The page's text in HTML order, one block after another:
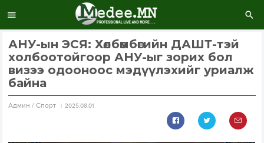
АНУ-ын ЭСЯ: Хөлбөмбөгийн ДАШТ-тэй
холбоотойгоор АНУ-ыг зорих бол
визээ одооноос мэдүүлэхийг уриалж
байна
Aдмин / Спорт 2025.08.01